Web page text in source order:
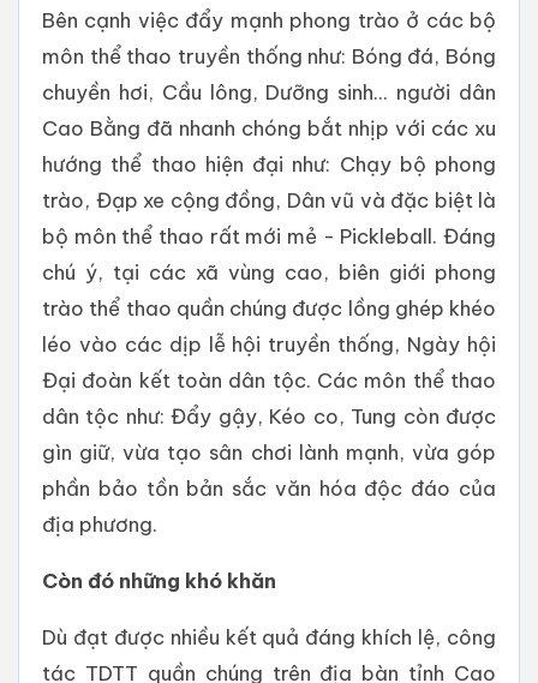
Bên cạnh việc đẩy mạnh phong trào ở các bộ
môn thể thao truyền thống như: Bóng đá, Bóng
chuyền hơi, Cầu lông, Dưỡng sinh... người dân
Cao Bằng đã nhanh chóng bắt nhịp với các xu
hướng thể thao hiện đại như: Chạy bộ phong
trào, Đạp xe cộng đồng, Dân vũ và đặc biệt là
bộ môn thể thao rất mới mẻ - Pickleball. Đáng
chú ý, tại các xã vùng cao, biên giới phong
trào thể thao quần chúng được lồng ghép khéo
léo vào các dịp lễ hội truyền thống, Ngày hội
Đại đoàn kết toàn dân tộc. Các môn thể thao
dân tộc như: Đẩy gậy, Kéo co, Tung còn được
gìn giữ, vừa tạo sân chơi lành mạnh, vừa góp
phần bảo tồn bản sắc văn hóa độc đáo của
địa phương.
Còn đó những khó khăn
Dù đạt được nhiều kết quả đáng khích lệ, công
tác TDTT quần chúng trên địa bàn tỉnh Cao